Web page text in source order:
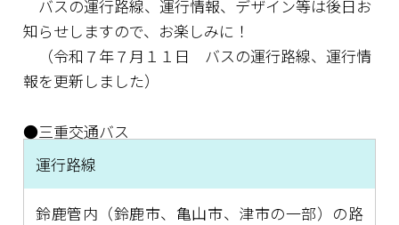
バスの運行路線、運行情報、デザイン等は後日お
知らせしますので、お楽しみに！
（令和７年７月１１日 バスの運行路線、運行情
報を更新しました）
●三重交通バス
運行路線
鈴鹿管内（鈴鹿市、亀山市、津市の一部）の路